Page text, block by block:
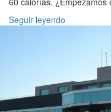
Seguir leyendo